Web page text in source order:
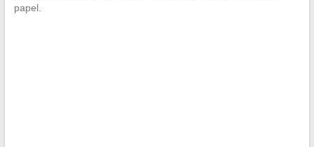
papel.